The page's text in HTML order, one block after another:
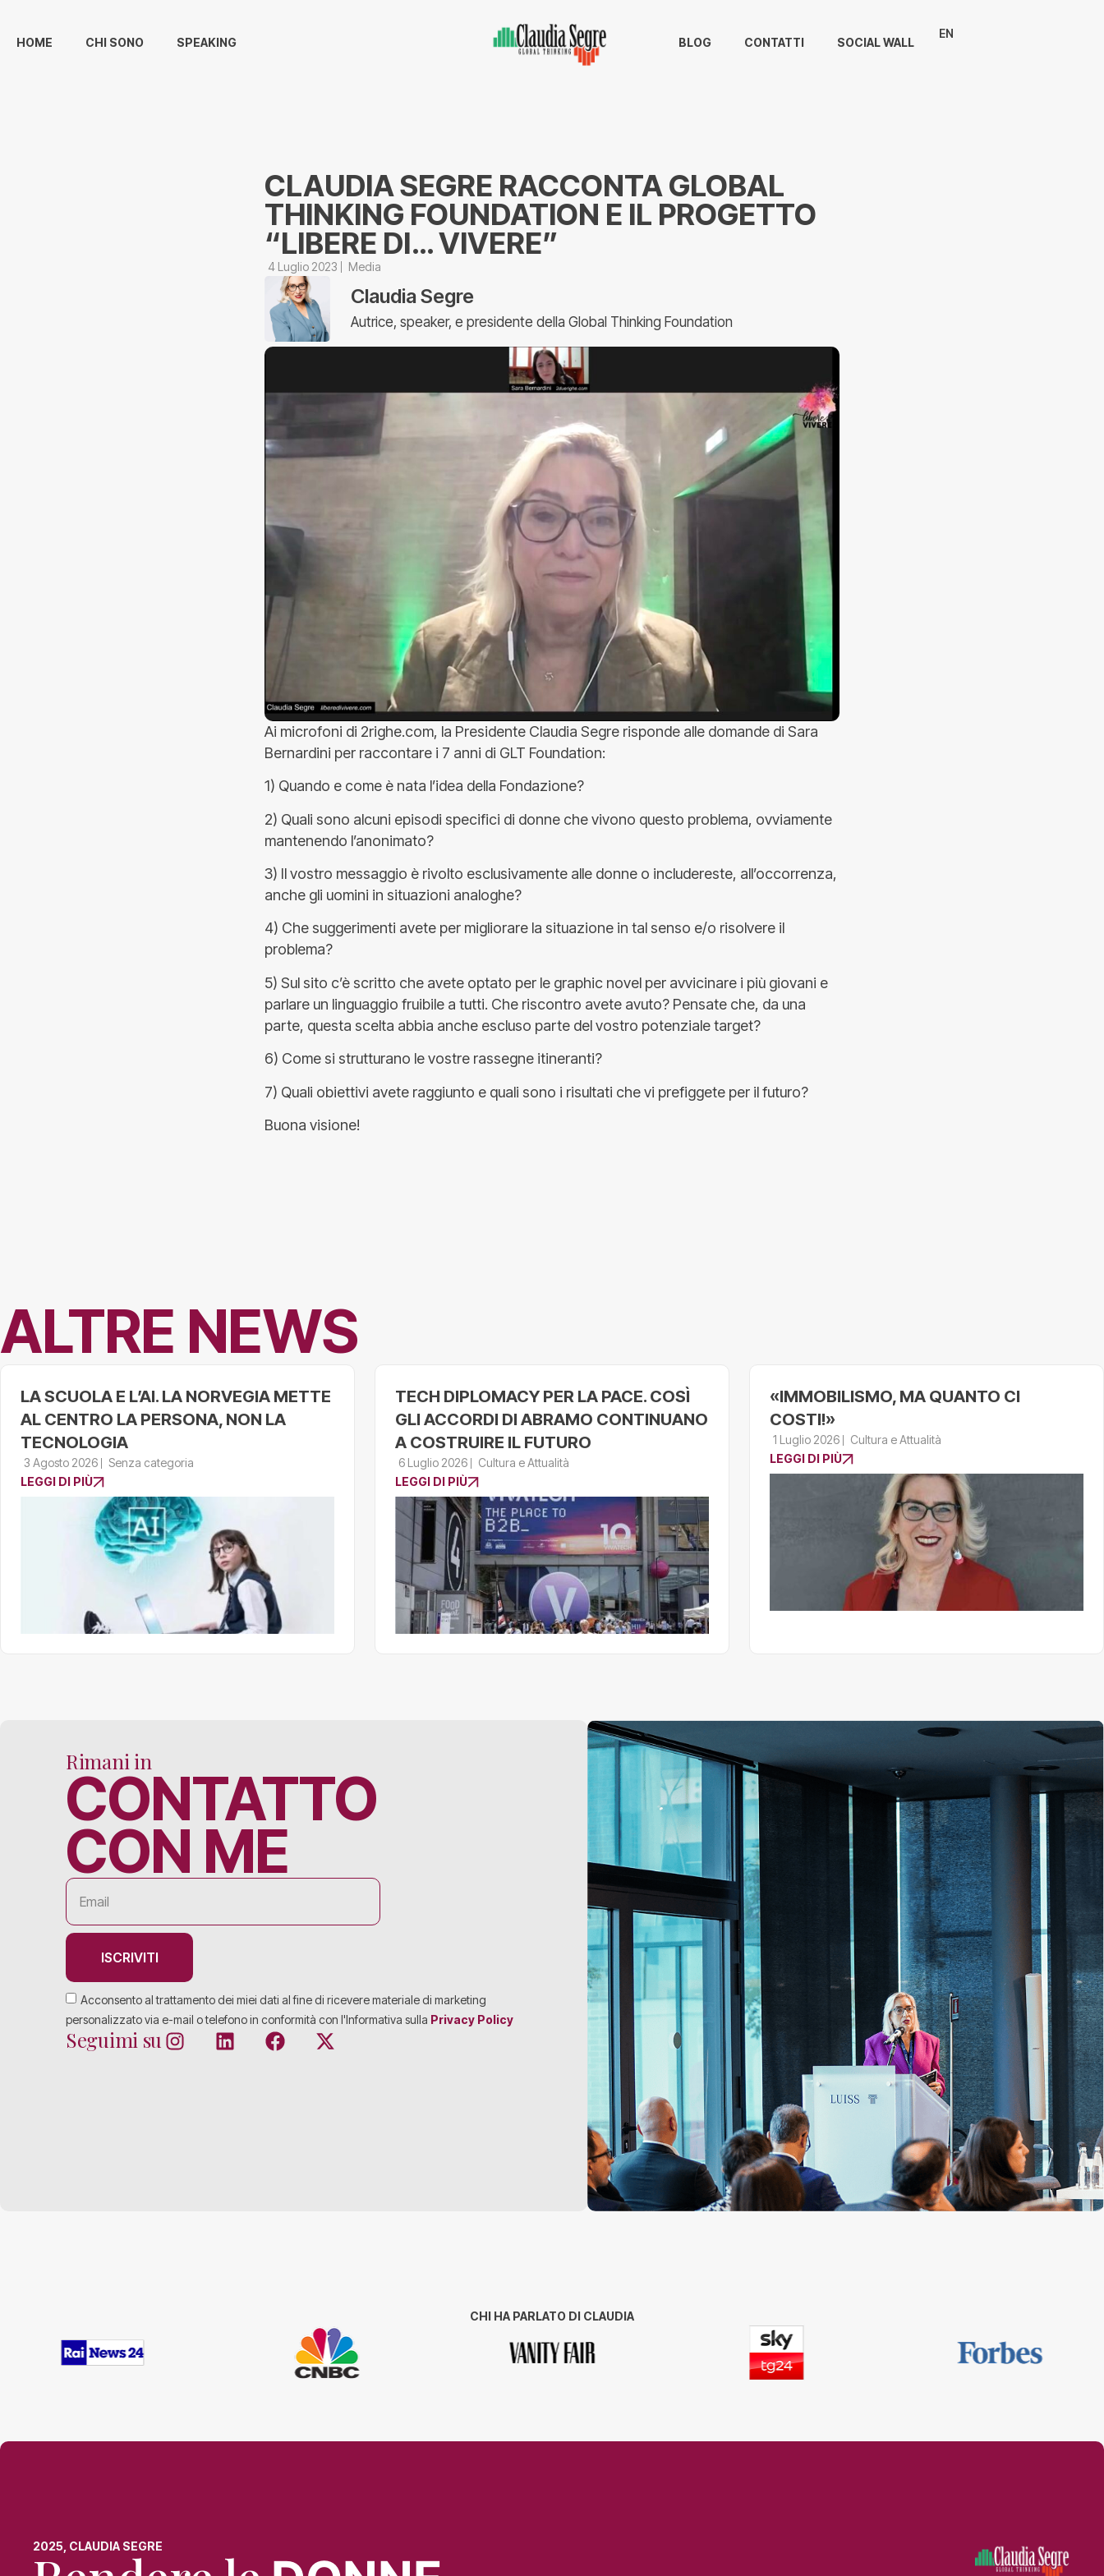
HOME CHI SONO SPEAKING BLOG CONTATTI SOCIAL WALL
EN
CLAUDIA SEGRE RACCONTA GLOBAL
THINKING FOUNDATION E IL PROGETTO
“LIBERE DI… VIVERE”
4 Luglio 2023 Media
Claudia Segre
Autrice, speaker, e presidente della Global Thinking Foundation
Ai microfoni di 2righe.com, la Presidente Claudia Segre risponde alle domande di Sara
Bernardini per raccontare i 7 anni di GLT Foundation:
1) Quando e come è nata l’idea della Fondazione?
2) Quali sono alcuni episodi specifici di donne che vivono questo problema, ovviamente
mantenendo l’anonimato?
3) Il vostro messaggio è rivolto esclusivamente alle donne o includereste, all’occorrenza,
anche gli uomini in situazioni analoghe?
4) Che suggerimenti avete per migliorare la situazione in tal senso e/o risolvere il
problema?
5) Sul sito c’è scritto che avete optato per le graphic novel per avvicinare i più giovani e
parlare un linguaggio fruibile a tutti. Che riscontro avete avuto? Pensate che, da una
parte, questa scelta abbia anche escluso parte del vostro potenziale target?
6) Come si strutturano le vostre rassegne itineranti?
7) Quali obiettivi avete raggiunto e quali sono i risultati che vi prefiggete per il futuro?
Buona visione!
ALTRE NEWS
LA SCUOLA E L’AI. LA NORVEGIA METTE
AL CENTRO LA PERSONA, NON LA
TECNOLOGIA
3 Agosto 2026
Senza categoria
LEGGI DI PIÙ
TECH DIPLOMACY PER LA PACE. COSÌ
GLI ACCORDI DI ABRAMO CONTINUANO
A COSTRUIRE IL FUTURO
6 Luglio 2026
Cultura e Attualità
LEGGI DI PIÙ
«IMMOBILISMO, MA QUANTO CI
COSTI!»
1 Luglio 2026
Cultura e Attualità
LEGGI DI PIÙ
Rimani in
CONTATTO
CON ME
Acconsento al trattamento dei miei dati al fine di ricevere materiale di marketing
personalizzato via e-mail o telefono in conformità con l'Informativa sulla Privacy Policy
ISCRIVITI
Seguimi su
CHI HA PARLATO DI CLAUDIA
2025, CLAUDIA SEGRE